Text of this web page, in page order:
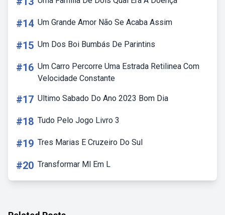
#14 Um Grande Amor Não Se Acaba Assim
#15 Um Dos Boi Bumbás De Parintins
#16 Um Carro Percorre Uma Estrada Retilinea Com
Velocidade Constante
#17 Ultimo Sabado Do Ano 2023 Bom Dia
#18 Tudo Pelo Jogo Livro 3
#19 Tres Marias E Cruzeiro Do Sul
#20 Transformar Ml Em L